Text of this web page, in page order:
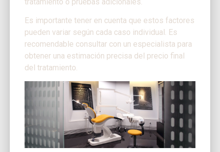
Es importante tener en cuenta que estos factores
pueden variar según cada caso individual. Es
recomendable consultar con un especialista para
obtener una estimación precisa del precio final
del tratamiento.